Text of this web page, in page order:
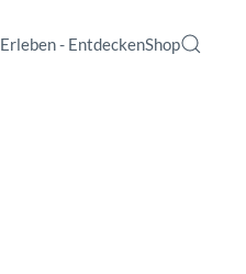
Erleben - EntdeckenShop